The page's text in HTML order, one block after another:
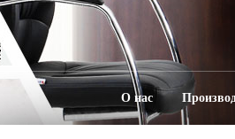
О нас